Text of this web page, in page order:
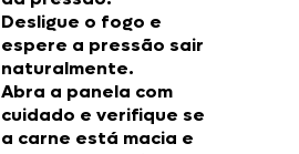
Desligue o fogo e
espere a pressão sair
naturalmente.
Abra a panela com
cuidado e verifique se
a carne está macia e